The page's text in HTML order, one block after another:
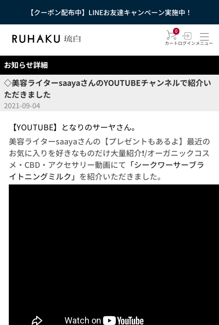
【クーポン配布中】LINEお友達キャンペーン実施中！
0
カートログインメニュー
お知らせ詳細
◇美容ライターsaayaさんのYOUTUBEチャンネルで紹介い
ただきました
2021-09-04
【YOUTUBE】となりのサーヤさん。
美容ライターsaayaさんの【プレゼントもあるよ】最近の
お気に入りを好きなものだけ大量紹介❗️/オーガニックコス
メ・CBD・アクセサリー動画にて 「シークワーサーブラ
イトニングミルク」 を紹介いただきました。